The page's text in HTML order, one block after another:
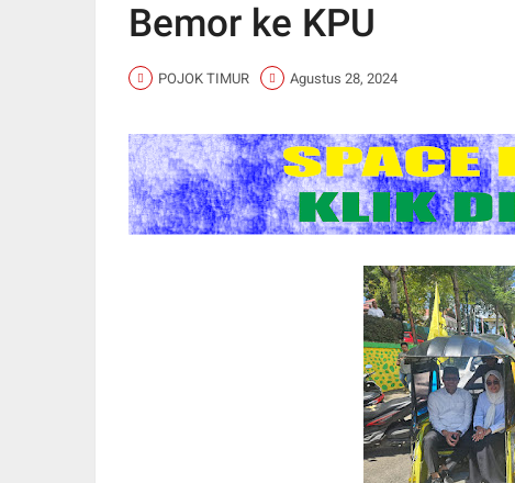
Bemor ke KPU
POJOK TIMUR Agustus 28, 2024